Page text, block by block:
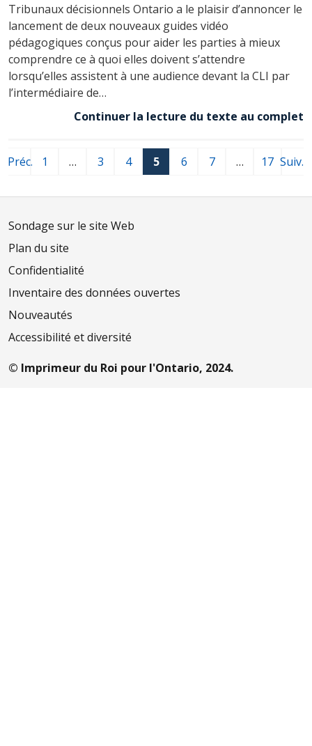
Tribunaux décisionnels Ontario a le plaisir d’annoncer le
lancement de deux nouveaux guides vidéo
pédagogiques conçus pour aider les parties à mieux
comprendre ce à quoi elles doivent s’attendre
lorsqu’elles assistent à une audience devant la CLI par
l’intermédiaire de…
Continuer la lecture du texte au complet
Préc. 1 … 3 4 5 6 7 … 17 Suiv.
Sondage sur le site Web
Plan du site
Confidentialité
Inventaire des données ouvertes
Nouveautés
Accessibilité et diversité
© Imprimeur du Roi pour l'Ontario, 2024.